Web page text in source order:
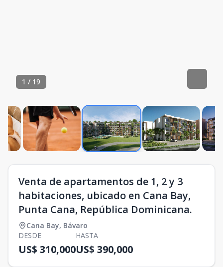
1 / 19
Venta de apartamentos de 1, 2 y 3
habitaciones, ubicado en Cana Bay,
Punta Cana, República Dominicana.
Cana Bay, Bávaro
DESDE
US$ 310,000
HASTA
US$ 390,000